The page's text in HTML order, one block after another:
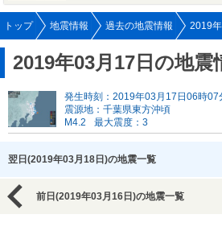
トップ 地震情報 過去の地震情報 2019
2019年03月17日の地震
発生時刻：2019年03月17日06時07
震源地：千葉県東方沖頃
M4.2
最大震度：3
翌日(2019年03月18日)の地震一覧
前日(2019年03月16日)の地震一覧